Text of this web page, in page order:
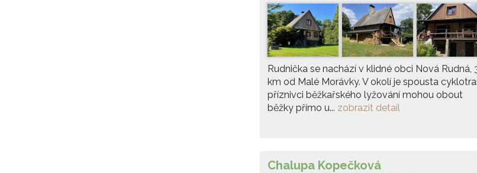
Rudnička se nachází v klidné obci Nová Rudná,
km od Malé Morávky. V okolí je spousta
příznivci běžkařského lyžování mohou obout
běžky přímo u... zobrazit detail
Chalupa Kopečková